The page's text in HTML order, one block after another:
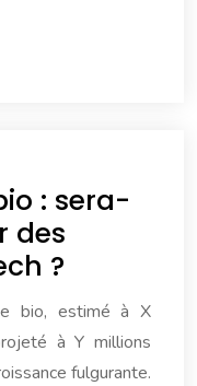
: sera-
des
?
bio, estimé à X
à Y millions
fulgurante.